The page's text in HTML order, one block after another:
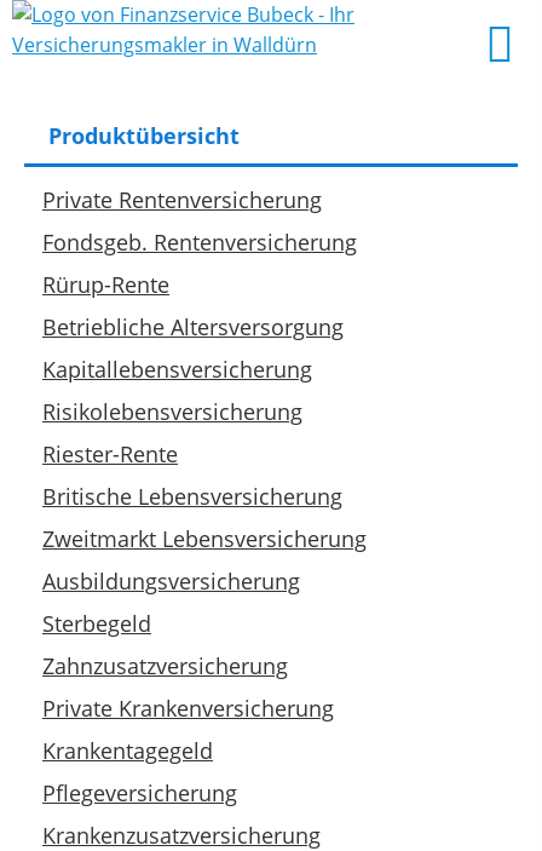
Produktübersicht
Private Rentenversicherung
Fondsgeb. Rentenversicherung
Rürup-Rente
Betriebliche Altersversorgung
Kapitallebensversicherung
Risikolebensversicherung
Riester-Rente
Britische Lebensversicherung
Zweitmarkt Lebensversicherung
Ausbildungsversicherung
Sterbegeld
Zahnzusatzversicherung
Private Krankenversicherung
Krankentagegeld
Pflegeversicherung
Krankenzusatzversicherung